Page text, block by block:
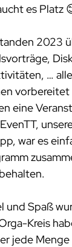
es Platz
2023
…
vorbereitet
eine
war es
und Spaß
Kreis
jede Menge